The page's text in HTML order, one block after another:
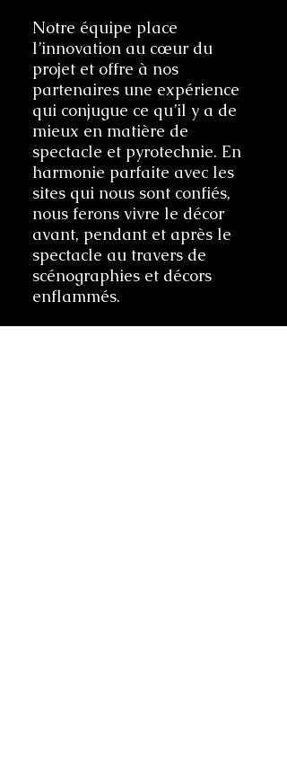
Notre équipe place
l’innovation au cœur du
projet et offre à nos
partenaires une expérience
qui conjugue ce qu’il y a de
mieux en matière de
spectacle et pyrotechnie. En
harmonie parfaite avec les
sites qui nous sont confiés,
nous ferons vivre le décor
avant, pendant et après le
spectacle au travers de
scénographies et décors
enflammés.